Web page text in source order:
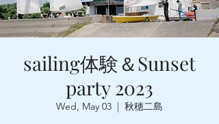
sailing体験＆Sunset
party 2023
Wed, May 03
  |
秋穂二島